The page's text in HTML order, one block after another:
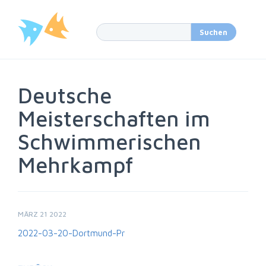
Deutsche
Meisterschaften im
Schwimmerischen
Mehrkampf
MÄRZ 21 2022
2022-03-20-Dortmund-Pr